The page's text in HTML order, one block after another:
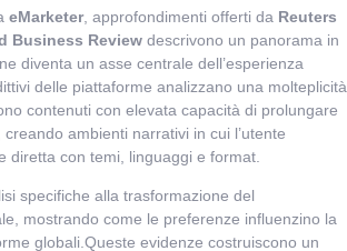
eMarketer, approfondimenti offerti da Reuters
Business Review descrivono un panorama in
diventa un asse centrale dell’esperienza
delle piattaforme analizzano una molteplicità
contenuti con elevata capacità di prolungare
ambienti narrativi in cui l’utente
diretta con temi, linguaggi e format.
specifiche alla trasformazione del
mostrando come le preferenze influenzino la
globali.Queste evidenze costruiscono un